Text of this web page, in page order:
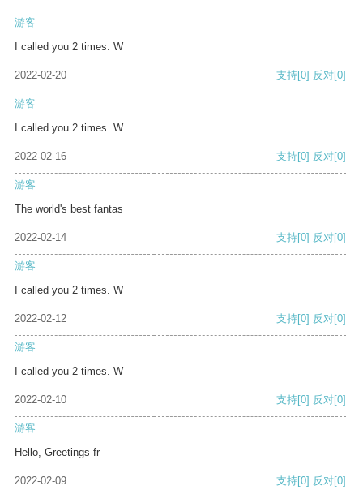
游客
I called you 2 times. W
2022-02-20 支持[0] 反对[0]
游客
I called you 2 times. W
2022-02-16 支持[0] 反对[0]
游客
The world's best fantas
2022-02-14 支持[0] 反对[0]
游客
I called you 2 times. W
2022-02-12 支持[0] 反对[0]
游客
I called you 2 times. W
2022-02-10 支持[0] 反对[0]
游客
Hello, Greetings fr
2022-02-09 支持[0] 反对[0]